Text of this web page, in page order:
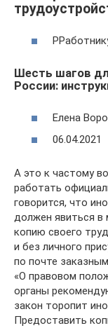
Шесть шагов
России:
Елена
06.04.2021
А это к частому
работать
говорится, что
должен явиться в
копию своего
и без личного
по почте
«О правовом
органы
закон торопит
Предоставить